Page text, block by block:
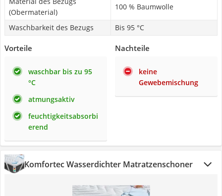
(Obermaterial)
100 % Baumwolle
Waschbarkeit des Bezugs Bis 95 °C
Vorteile
waschbar bis zu 95
°C
atmungsaktiv
feuchtigkeitsabsorbi
erend
Nachteile
keine
Gewebemischung
Komfortec Wasserdichter Matratzenschoner